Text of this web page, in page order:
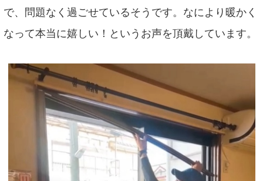
で、問題なく過ごせているそうです。なにより暖かく
なって本当に嬉しい！というお声を頂戴しています。